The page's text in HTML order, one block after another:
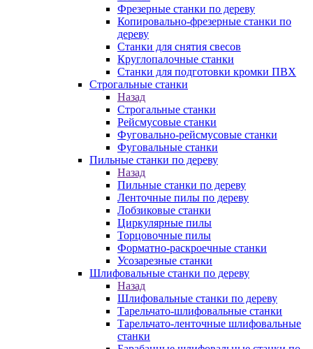
Фрезерные станки по дереву
Копировально-фрезерные станки по
дереву
Станки для снятия свесов
Круглопалочные станки
Станки для подготовки кромки ПВХ
Строгальные станки
Назад
Строгальные станки
Рейсмусовые станки
Фуговально-рейсмусовые станки
Фуговальные станки
Пильные станки по дереву
Назад
Пильные станки по дереву
Ленточные пилы по дереву
Лобзиковые станки
Циркулярные пилы
Торцовочные пилы
Форматно-раскроечные станки
Усозарезные станки
Шлифовальные станки по дереву
Назад
Шлифовальные станки по дереву
Тарельчато-шлифовальные станки
Тарельчато-ленточные шлифовальные
станки